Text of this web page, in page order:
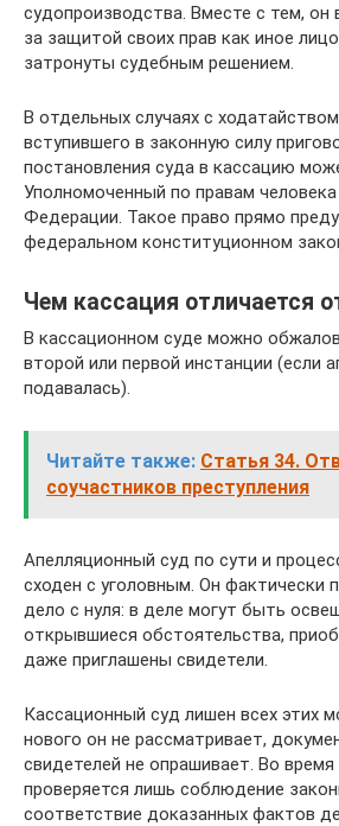
судопроизводства. Вместе с тем, он
за защитой своих прав как иное
затронуты судебным решением.
В отдельных случаях с
вступившего в законную силу
постановления суда в кассацию
Уполномоченный по правам
Федерации. Такое право прямо
федеральном конституционном
Чем кассация отличается
В кассационном суде можно
второй или первой инстанции (если
подавалась).
Читайте также: Статья 34.
соучастников преступления
Апелляционный суд по сути и
сходен с уголовным. Он фактически
дело с нуля: в деле могут быть
открывшиеся обстоятельства,
даже приглашены свидетели.
Кассационный суд лишен всех этих
нового он не рассматривает,
свидетелей не опрашивает. Во время
проверяется лишь соблюдение
соответствие доказанных фактов